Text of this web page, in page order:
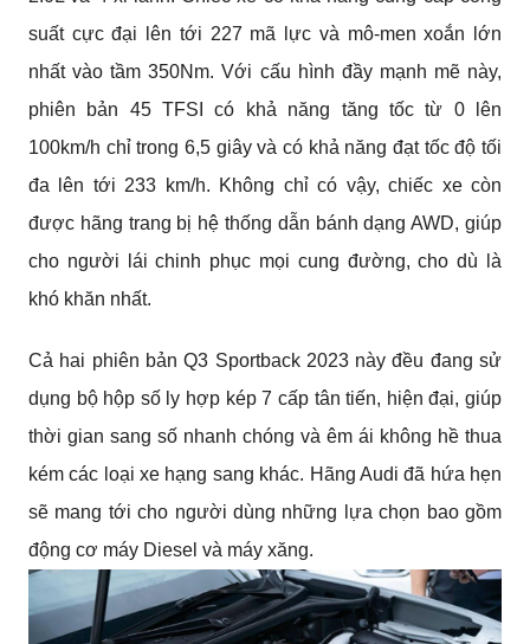
suất cực đại lên tới 227 mã lực và mô-men xoắn lớn
nhất vào tầm 350Nm. Với cấu hình đầy mạnh mẽ này,
phiên bản 45 TFSI có khả năng tăng tốc từ 0 lên
100km/h chỉ trong 6,5 giây và có khả năng đạt tốc độ tối
đa lên tới 233 km/h. Không chỉ có vậy, chiếc xe còn
được hãng trang bị hệ thống dẫn bánh dạng AWD, giúp
cho người lái chinh phục mọi cung đường, cho dù là
khó khăn nhất.
Cả hai phiên bản Q3 Sportback 2023 này đều đang sử
dụng bộ hộp số ly hợp kép 7 cấp tân tiến, hiện đại, giúp
thời gian sang số nhanh chóng và êm ái không hề thua
kém các loại xe hạng sang khác. Hãng Audi đã hứa hẹn
sẽ mang tới cho người dùng những lựa chọn bao gồm
động cơ máy Diesel và máy xăng.